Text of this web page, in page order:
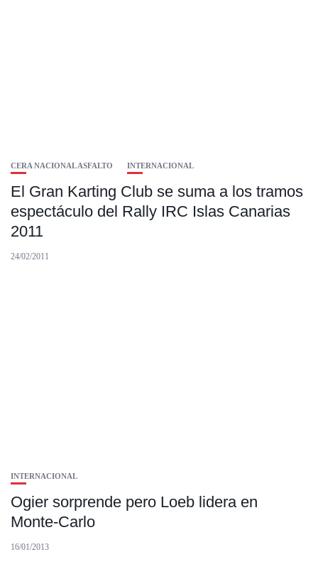
CERA NACIONAL ASFALTO INTERNACIONAL
El Gran Karting Club se suma a los tramos
espectáculo del Rally IRC Islas Canarias
2011
24/02/2011
INTERNACIONAL
Ogier sorprende pero Loeb lidera en
Monte-Carlo
16/01/2013